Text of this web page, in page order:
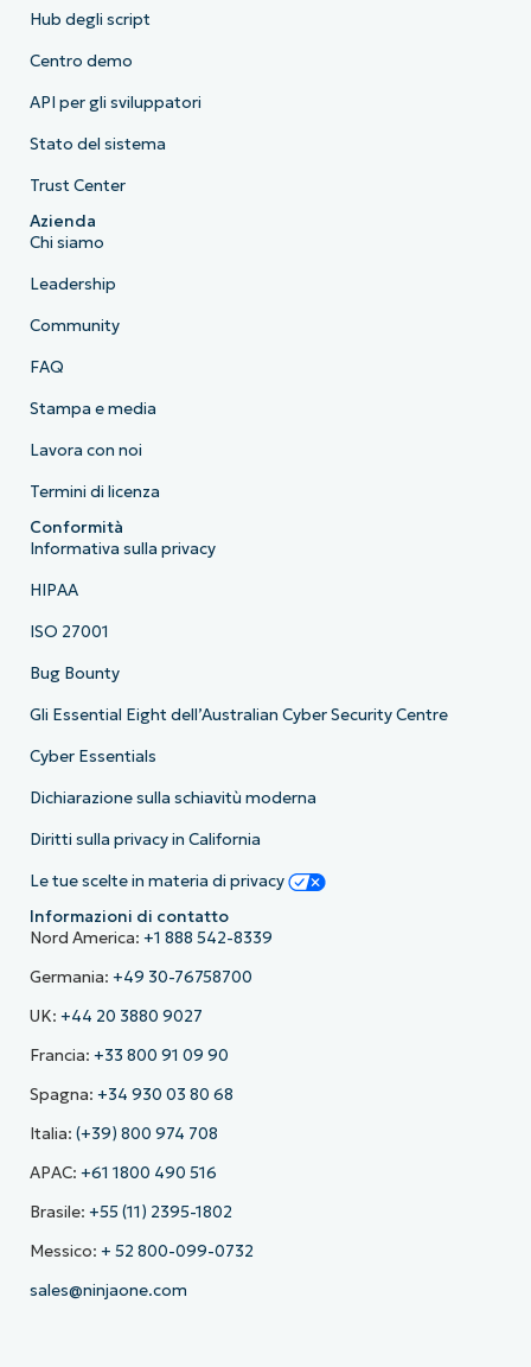
Hub degli script
Centro demo
API per gli sviluppatori
Stato del sistema
Trust Center
Azienda
Chi siamo
Leadership
Community
FAQ
Stampa e media
Lavora con noi
Termini di licenza
Conformità
Informativa sulla privacy
HIPAA
ISO 27001
Bug Bounty
Gli Essential Eight dell’Australian Cyber Security Centre
Cyber Essentials
Dichiarazione sulla schiavitù moderna
Diritti sulla privacy in California
Le tue scelte in materia di privacy
Informazioni di contatto
Nord America: +1 888 542-8339
Germania: +49 30-76758700
UK: +44 20 3880 9027
Francia: +33 800 91 09 90
Spagna: +34 930 03 80 68
Italia: (+39) 800 974 708
APAC: +61 1800 490 516
Brasile: +55 (11) 2395-1802
Messico: + 52 800-099-0732
sales@ninjaone.com